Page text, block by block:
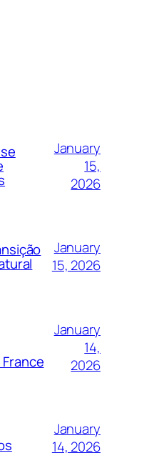
January
15,
2026
January
15, 2026
January
14,
2026
January
14, 2026